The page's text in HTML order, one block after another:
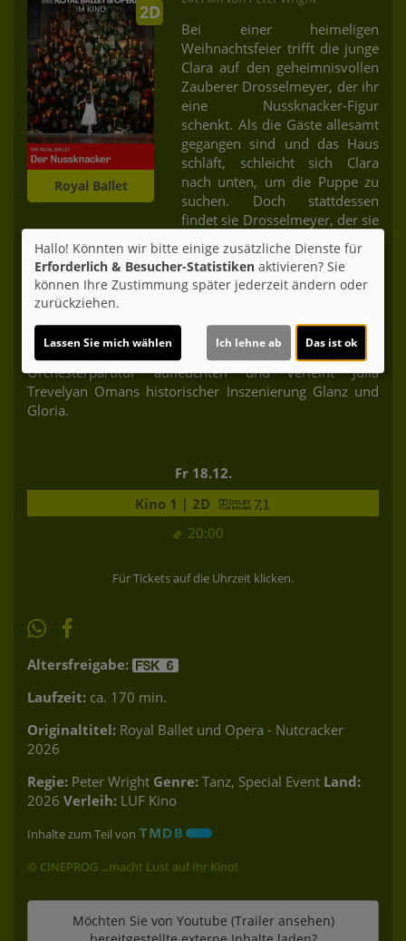
2D
Royal Ballet
Bei einer heimeligen
Weihnachtsfeier trifft die junge
Clara auf den geheimnisvollen
Zauberer Drosselmeyer, der ihr
eine Nussknacker-Figur
schenkt. Als die Gäste allesamt
gegangen sind und das Haus
schläft, schleicht sich Clara
nach unten, um die Puppe zu
suchen. Doch stattdessen
findet sie Drosselmeyer, der sie
wunderliche Landschaften, Schneewehen und
glitzerndes Konfekt. Hier erwacht Spielzeug zum Leben
und der Zauber geht nie zu Ende.
Peter Wrights Produktion dieses Weihnachtsklassikers
für Jung und Alt lässt Tschaikowskis erstaunliche
Orchesterpartitur aufleuchten und verleiht Julia
Trevelyan Omans historischer Inszenierung Glanz und
Gloria.
Fr 18.12.
20:00
Kino 1 | 2D
Für Tickets auf die Uhrzeit klicken.
Altersfreigabe:
Laufzeit: ca. 170 min.
Originaltitel: Royal Ballet und Opera - Nutcracker
2026
Regie: Peter Wright Genre: Tanz, Special Event Land:
2026 Verleih: LUF Kino
Inhalte zum Teil von
© CINEPROG ...macht Lust auf Ihr Kino!
Möchten Sie von Youtube (Trailer ansehen)
Hallo! Könnten wir bitte einige zusätzliche Dienste für
Erforderlich & Besucher-Statistiken aktivieren? Sie
können Ihre Zustimmung später jederzeit ändern oder
zurückziehen.
Lassen Sie mich wählen Ich lehne ab Das ist ok